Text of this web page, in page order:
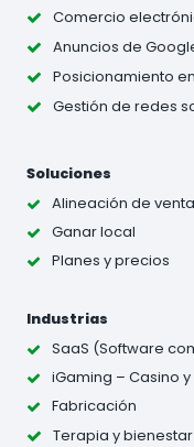
Comercio
Anuncios de
Posicionamiento
Gestión de redes
Soluciones
Alineación de
Ganar local
Planes y precios
Industrias
SaaS (Software
iGaming – Casino
Fabricación
Terapia y bienestar